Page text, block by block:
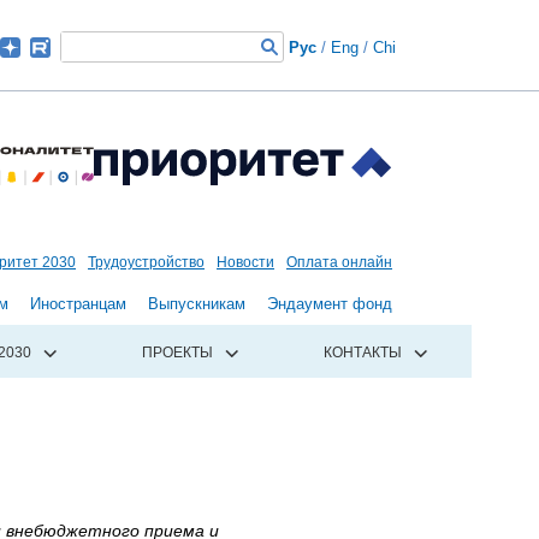
Рус / Eng / Chi
2030 Трудоустройство Новости Оплата онлайн
Иностранцам Выпускникам Эндаумент фонд
ПРОЕКТЫ КОНТАКТЫ
внебюджетного приема и